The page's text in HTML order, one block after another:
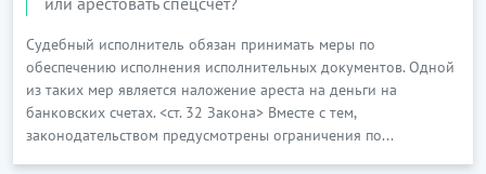
Судебный исполнитель обязан принимать меры по
обеспечению исполнения исполнительных документов. Одной
из таких мер является наложение ареста на деньги на
банковских счетах. <ст. 32 Закона> Вместе с тем,
законодательством предусмотрены ограничения по...